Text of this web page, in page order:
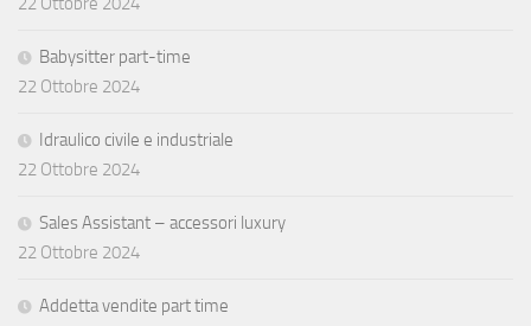
Babysitter part-time
22 Ottobre 2024
Idraulico civile e industriale
22 Ottobre 2024
Sales Assistant – accessori luxury
22 Ottobre 2024
Addetta vendite part time